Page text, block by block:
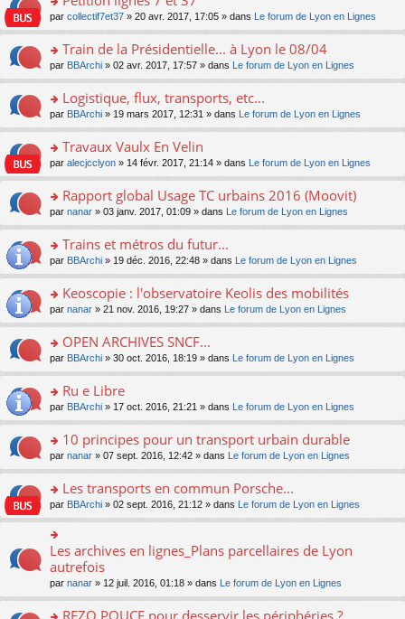
c
e
nt
le
pl
u
ré
c
e
nt
n
le
pl
u
ré
c
e
nt
a
g
e
n
n
le
pl
u
ré
c
e
nt
e
a
g
e
n
n
le
pl
u
ré
c
e
nt
ult
er
le
m
e
a
g
e
n
n
le
pl
u
ré
c
e
nt
o
n
ult
er
le
m
e
a
g
e
n
n
le
pl
u
ré
c
e
nt
par collectif7et37 » 20 avr. 2017, 17:05 » dans Le forum de Lyon en Lignes
o
n
ult
er
le
m
e
a
g
e
n
n
le
pl
u
ré
c
e
nt
Train de la Présidentielle... à Lyon le 08/04
par BBArchi » 02 avr. 2017, 17:57 » dans Le forum de Lyon en Lignes
o
n
ult
er
le
m
e
a
g
e
n
n
le
pl
u
ré
c
e
nt
Logistique, flux, transports, etc...
par BBArchi » 19 mars 2017, 12:31 » dans Le forum de Lyon en Lignes
o
n
ult
er
le
m
e
a
g
e
n
n
le
pl
u
ré
c
e
nt
Travaux Vaulx En Velin
par alecjcclyon » 14 févr. 2017, 21:14 » dans Le forum de Lyon en Lignes
o
n
ult
er
le
m
e
a
g
e
n
n
le
pl
u
ré
c
e
nt
Rapport global Usage TC urbains 2016 (Moovit)
par nanar » 03 janv. 2017, 01:09 » dans Le forum de Lyon en Lignes
o
n
ult
er
le
m
e
a
g
e
n
n
le
pl
u
s
ré
c
e
nt
Trains et métros du futur...
par BBArchi » 19 déc. 2016, 22:48 » dans Le forum de Lyon en Lignes
o
n
ult
er
le
m
e
a
g
e
n
n
le
pl
u
s
Keoscopie : l'observatoire Keolis des mobilités
par nanar » 21 nov. 2016, 19:27 » dans Le forum de Lyon en Lignes
o
n
ult
er
le
m
e
a
g
e
n
o
lu
le
pl
u
OPEN ARCHIVES SNCF...
par BBArchi » 30 oct. 2016, 18:19 » dans Le forum de Lyon en Lignes
o
n
ult
er
le
m
e
s
g
e
n
o
Ru e Libre
par BBArchi » 17 oct. 2016, 21:21 » dans Le forum de Lyon en Lignes
o
n
ult
er
le
m
s
a
10 principes pour un transport urbain durable
par nanar » 07 sept. 2016, 12:42 » dans Le forum de Lyon en Lignes
o
n
s
ult
er
le
m
e
s
Les transports en commun Porsche...
par BBArchi » 02 sept. 2016, 21:12 » dans Le forum de Lyon en Lignes
n
ult
er
Les archives en lignes_Plans parcellaires de Lyon
autrefois
par nanar » 12 juil. 2016, 01:18 » dans Le forum de Lyon en Lignes